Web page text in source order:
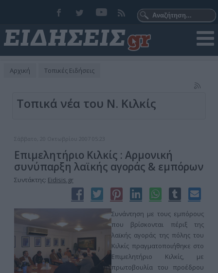
Αρχική Τοπικές Ειδήσεις
Τοπικά νέα του Ν. Κιλκίς
Σάββατο, 20 Οκτωβρίου 2007 05:23
Επιμελητήριο Κιλκίς : Αρμονική
συνύπαρξη λαϊκής αγοράς & εμπόρων
Συντάκτης: Eidisis.gr
Συνάντηση με τους εμπόρους
που βρίσκονται πέριξ της
λαϊκής αγοράς της πόλης του
Κιλκίς πραγματοποιήθηκε στο
Επιμελητήριο Κιλκίς, με
πρωτοβουλία του προέδρου